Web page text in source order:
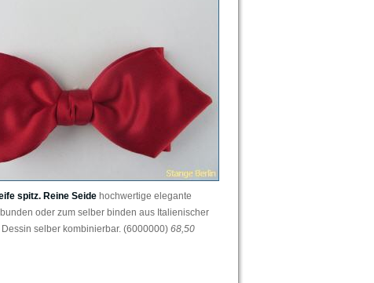
spitz. Reine Seide hochwertige elegante
oder zum selber binden aus Italienischer
selber kombinierbar. (6000000) 68,50